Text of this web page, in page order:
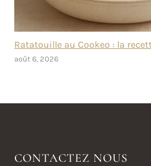
Ratatouille au Cookeo : la
août 6, 2026
CONTACTEZ NOUS